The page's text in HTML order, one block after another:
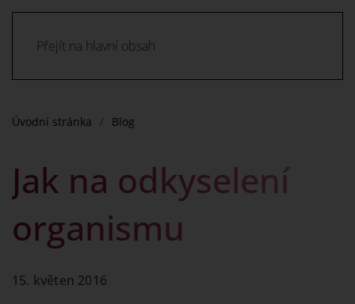
Přejít na hlavní obsah
Úvodní stránka Blog
Jak na odkyselení
organismu
15. květen 2016